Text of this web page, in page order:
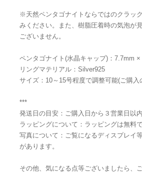
※天然ペンタゴナイトならではのクラッ
みください。また、樹脂圧着時の気泡が
ございません。
ペンタゴナイト(水晶キャップ)：7.7mm
リングマテリアル：Silver925
サイズ：10～15号程度で調整可能(ご購
***
発送日の目安：ご購入日から３営業日以
ラッピングについて：ラッピングは無料
写真について：ご覧になるディスプレイ
があります。
その他、気になる点等ございましたら、